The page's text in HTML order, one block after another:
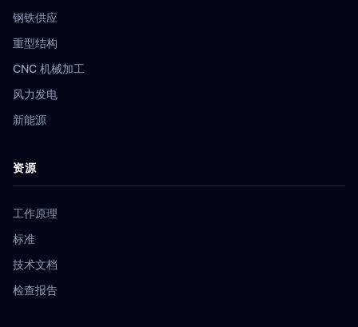
钢铁供应
重型结构
CNC 机械加工
风力发电
新能源
资源
工作原理
标准
技术文档
检查报告